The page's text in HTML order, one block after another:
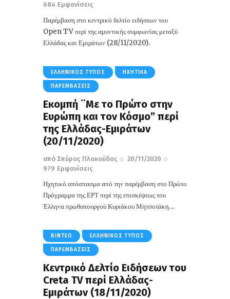
684 Εμφανίσεις
Παρέμβαση στο κεντρικό δελτίο ειδήσεων του
Open TV περί της αμυντικής συμφωνίας μεταξύ
Ελλάδας και Εμιράτων (28/11/2020).
ΕΛΛΗΝΙΚΌΣ ΤΎΠΟΣ ΗΧΗΤΙΚΆ
ΠΑΡΕΜΒΆΣΕΙΣ
Εκομπή ¨Με το Πρώτο στην
Ευρώπη και τον Κόσμο” περί
της Ελλάδας-Εμιράτων
(20/11/2020)
από Σπύρος Πλακούδας
20/11/2020
979 Εμφανίσεις
Ηχητικό απόσπασμα από την παρέμβαση στο Πρώτο
Πρόγραμμα της ΕΡΤ περί της επισκέψεως του
Έλληνα πρωθυπουργού Κυριάκου Μητσοτάκη…
ΒΊΝΤΕΟ ΕΛΛΗΝΙΚΌΣ ΤΎΠΟΣ
ΠΑΡΕΜΒΆΣΕΙΣ
Κεντρικό Δελτίο Ειδήσεων του
Creta TV περί Ελλάδας-
Εμιράτων (18/11/2020)